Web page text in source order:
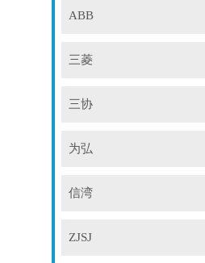
ABB
三菱
三协
为弘
信湾
ZJSJ